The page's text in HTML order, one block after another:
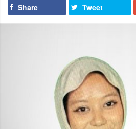
Share Tweet